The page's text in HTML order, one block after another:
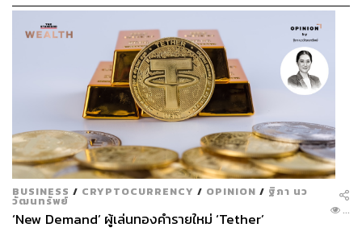
BUSINESS / CRYPTOCURRENCY / OPINION / ฐิภา นว
วัฒนทรัพย์
‘New Demand’ ผู้เล่นทองคำรายใหม่ ‘Tether’ ...